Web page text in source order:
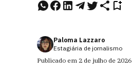
Paloma Lazzaro
Estagiária de jornalismo
Publicado em 2 de julho de 2026